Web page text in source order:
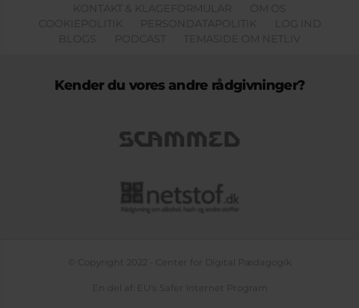
KONTAKT & KLAGEFORMULAR
OM OS
COOKIEPOLITIK
PERSONDATAPOLITIK
LOG IND
BLOGS
PODCAST TEMASIDE OM NETLIV
Kender du vores andre rådgivninger?
© Copyright 2022 - Center for Digital Pædagogik
En del af: EU's Safer Internet Program